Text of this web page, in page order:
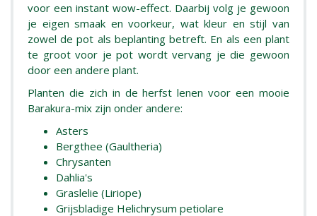
voor een instant wow-effect. Daarbij volg je gewoon
je eigen smaak en voorkeur, wat kleur en stijl van
zowel de pot als beplanting betreft. En als een plant
te groot voor je pot wordt vervang je die gewoon
door een andere plant.
Planten die zich in de herfst lenen voor een mooie
Barakura-mix zijn onder andere:
Asters
Bergthee (Gaultheria)
Chrysanten
Dahlia's
Graslelie (Liriope)
Grijsbladige Helichrysum petiolare